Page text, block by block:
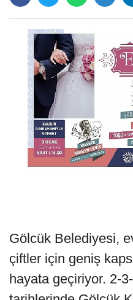
Gölcük Belediyesi,
çiftler için geniş
hayata geçiriyor. 2-